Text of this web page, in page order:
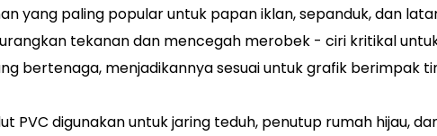
yang paling popular untuk papan iklan, sepanduk, dan
tekanan dan mencegah merobek - ciri kritikal
bertenaga, menjadikannya sesuai untuk grafik berimpak
PVC digunakan untuk jaring teduh, penutup rumah hijau,